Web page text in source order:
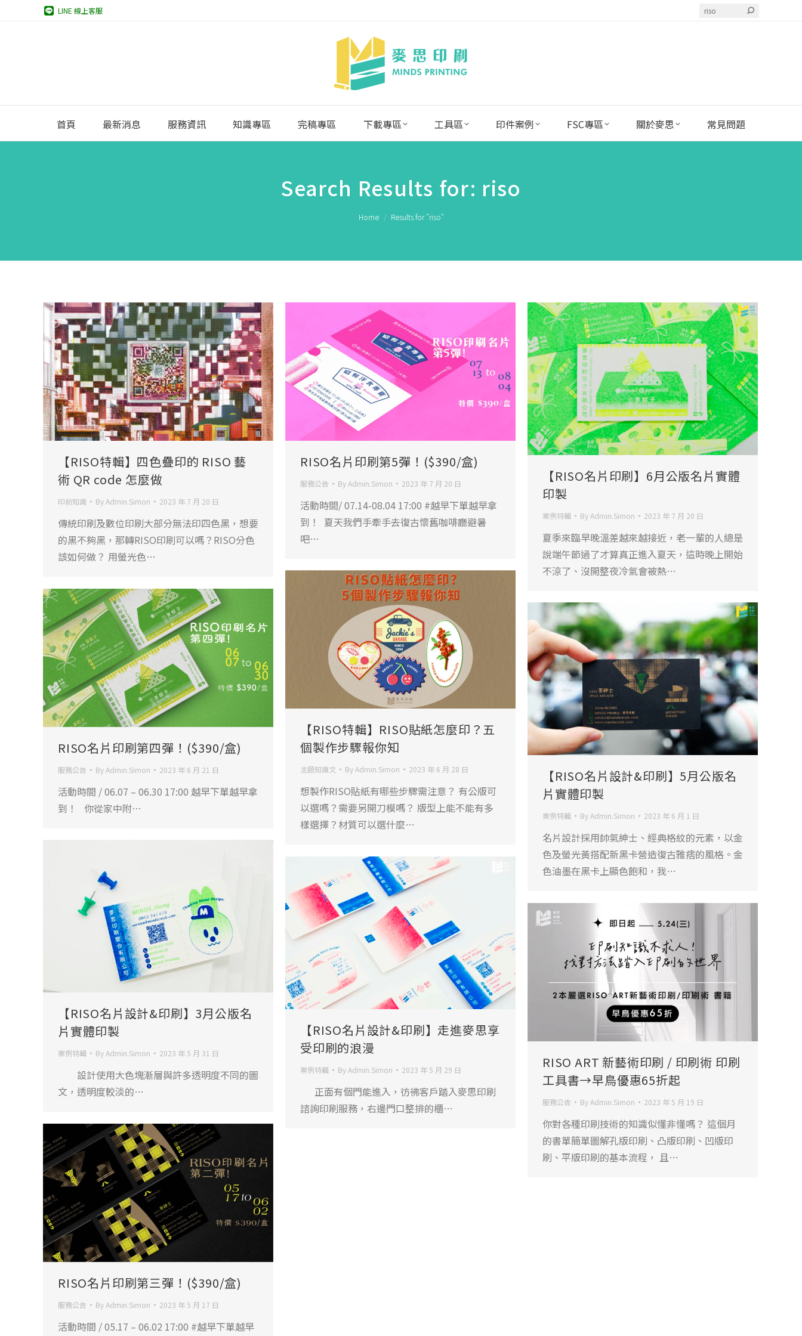
LINE 線上客服 Search:
首頁 最新消息 服務資訊 知識專區 完稿專區 下載專區 工具區 印件案例 FSC專區 關於麥思 常見問題
Search Results for: riso
Home Results for "riso"
【RISO特輯】四色疊印的 RISO 藝
術 QR code 怎麼做
印前知識 ByAdmin.Simon 2023 年 7 月 20 日
傳統印刷及數位印刷大部分無法印四色黑，想要
的黑不夠黑，那轉RISO印刷可以嗎？RISO分色
該如何做？ 用螢光色…
RISO名片印刷第5彈！($390/盒)
服務公告 ByAdmin.Simon 2023 年 7 月 20 日
活動時間/ 07.14-08.04 17:00 #越早下單越早拿
到！ 󠀠 夏天我們手牽手去復古懷舊咖啡廳避暑
吧…
【RISO名片印刷】6月公版名片實體
印製
案例特輯 ByAdmin.Simon 2023 年 7 月 20 日
夏季來臨早晚溫差越來越接近，老一輩的人總是
說端午節過了才算真正進入夏天，這時晚上開始
不涼了、沒開整夜冷氣會被熱…
【RISO特輯】RISO貼紙怎麼印？五
個製作步驟報你知
主題知識文 ByAdmin.Simon 2023 年 6 月 28 日
想製作RISO貼紙有哪些步驟需注意？ 有公版可
以選嗎？需要另開刀模嗎？ 版型上能不能有多
樣選擇？材質可以選什麼…
RISO名片印刷第四彈！($390/盒)
服務公告 ByAdmin.Simon 2023 年 6 月 21 日
活動時間 / 06.07 – 06.30 17:00 越早下單越早拿
到！ 你從家中附…
【RISO名片設計&印刷】5月公版名
片實體印製
案例特輯 ByAdmin.Simon 2023 年 6 月 1 日
名片設計採用帥氣紳士、經典格紋的元素，以金
色及螢光黃搭配新黑卡營造復古雅痞的風格。金
色油墨在黑卡上顯色飽和，我…
【RISO名片設計&印刷】3月公版名
片實體印製
案例特輯 ByAdmin.Simon 2023 年 5 月 31 日
設計使用大色塊漸層與許多透明度不同的圖
文，透明度較淡的…
【RISO名片設計&印刷】走進麥思享
受印刷的浪漫
案例特輯 ByAdmin.Simon 2023 年 5 月 29 日
正面有個門能進入，彷彿客戶踏入麥思印刷
諮詢印刷服務，右邊門口整排的櫃…
RISO ART 新藝術印刷 / 印刷術 印刷
工具書→早鳥優惠65折起
服務公告 ByAdmin.Simon 2023 年 5 月 19 日
你對各種印刷技術的知識似懂非懂嗎？ 這個月
的書單簡單圖解孔版印刷、凸版印刷、凹版印
刷、平版印刷的基本流程， 且…
RISO名片印刷第三彈！($390/盒)
服務公告 ByAdmin.Simon 2023 年 5 月 17 日
活動時間 / 05.17 – 06.02 17:00 #越早下單越早